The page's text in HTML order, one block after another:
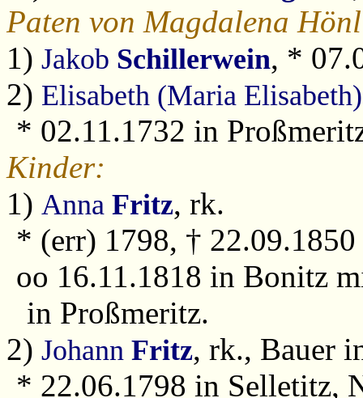
Paten von Magdalena
1) Jakob Schillerwein, *
2) Elisabeth (Maria
* 02.11.1732 in
Kinder:
1) Anna Fritz, rk.
* (err) 1798, †
oo 16.11.1818 in Bonitz
in Proßmeritz.
2) Johann Fritz, rk., Bauer
* 22.06.1798 in Selletitz,